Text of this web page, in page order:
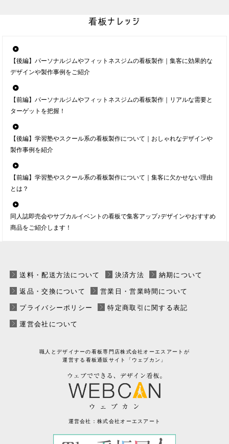
看板ナレッジ
【後編】パーソナルジムやフィットネスジムの看板製作｜集客に効果的な
デザインや製作事例をご紹介
【前編】パーソナルジムやフィットネスジムの看板製作｜リアルな需要と
ターゲットを把握！
【後編】学習塾やスクール系の看板製作について｜おしゃれなデザインや
製作事例を紹介
【前編】学習塾やスクール系の看板製作について｜集客に欠かせない理由
とは？
同人誌即売会やサブカルイベントの看板で集客アップ♪デザインやおすすめ
商品をご紹介します！
送料・配送方法について 決済方法 納期について
返品・交換について 営業日・営業時間について
プライバシーポリシー 特定商取引に関する表記
運営会社について
職人とデザイナーの看板専門店株式会社オーエスアートが
運営する 看板通販サイト「ウェブカン」
運営会社：株式会社オーエスアート